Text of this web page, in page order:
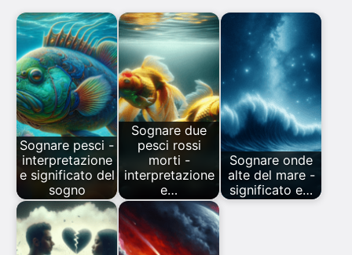
Sognare pesci -
interpretazione
e significato del
sogno
Sognare due
pesci rossi
morti -
interpretazione
e…
Sognare onde
alte del mare -
significato e…